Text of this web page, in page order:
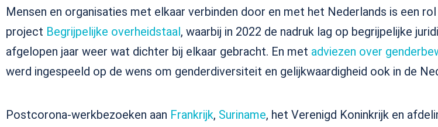
Mensen en organisaties met elkaar verbinden door en met het Nederlands is een
project Begrijpelijke overheidstaal, waarbij in 2022 de nadruk lag op begrijpelijke
afgelopen jaar weer wat dichter bij elkaar gebracht. En met adviezen over
werd ingespeeld op de wens om genderdiversiteit en gelijkwaardigheid ook in de
Postcorona-werkbezoeken aan Frankrijk, Suriname, het Verenigd Koninkrijk en